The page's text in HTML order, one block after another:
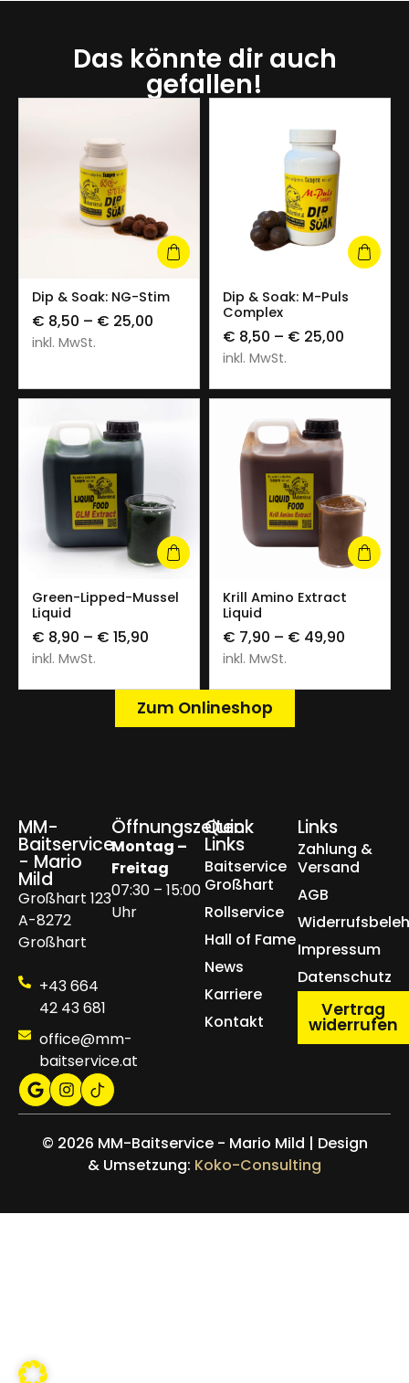
Fruit acid Mussel, Soluble Crayfish, Horrible Cheese,
Umami-five, Sweety´s, NG-Stim, Butyric acid
Das könnte dir auch
gefallen!
Dip & Soak: NG-Stim
€ 8,50 – € 25,00
inkl. MwSt.
Dip & Soak: M-Puls
Complex
€ 8,50 – € 25,00
inkl. MwSt.
Green-Lipped-Mussel
Liquid
€ 8,90 – € 15,90
inkl. MwSt.
Krill Amino Extract
Liquid
€ 7,90 – € 49,90
inkl. MwSt.
Zum Onlineshop
MM-
Baitservice
- Mario
Mild
Großhart 123
A-8272
Großhart
+43 664
42 43 681
office@mm-
baitservice.at
Öffnungszeiten
Montag –
Freitag
07:30 – 15:00
Uhr
Quick
Links
Baitservice
Großhart
Rollservice
Hall of Fame
News
Karriere
Kontakt
Links
Zahlung &
Versand
AGB
Impressum
Datenschutz
Vertrag
widerrufen
© 2026 MM-Baitservice - Mario Mild | Design
& Umsetzung: Koko-Consulting